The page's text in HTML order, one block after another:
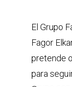
El Grupo
Fagor
pretende
para